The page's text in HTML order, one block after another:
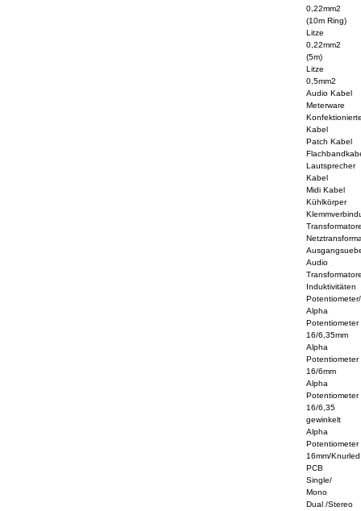
0,22mm2
(10m Ring)
Litze
0,22mm2
(5m)
Litze
0,5mm2
Audio Kabel
Meterware
Kabel
Patch Kabel
Lautsprecher
Kabel
Midi Kabel
Kühlkörper
Audio
Induktivitäten
Alpha
Potentiometer
16/6,35mm
Alpha
Potentiometer
16/6mm
Alpha
Potentiometer
16/6,35
gewinkelt
Alpha
Potentiometer
16mm/Knurled
PCB
Single/
Mono
Dual /Stereo